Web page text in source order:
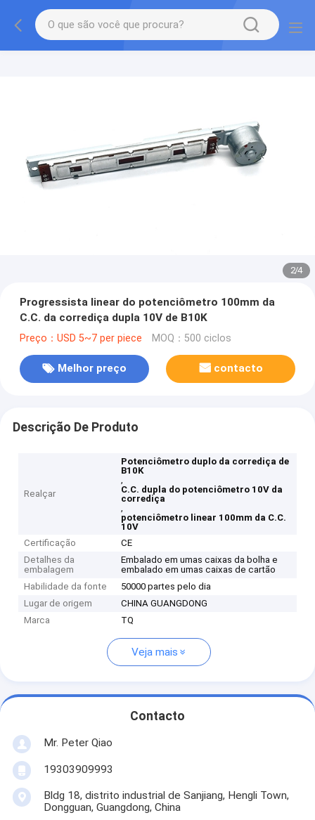
2/4
Progressista linear do potenciômetro 100mm da
C.C. da corrediça dupla 10V de B10K
Preço：USD 5~7 per piece MOQ：500 ciclos
Melhor preço contacto
Descrição De Produto
Realçar
Potenciômetro duplo da corrediça de
B10K
,
C.C. dupla do potenciômetro 10V da
corrediça
,
potenciômetro linear 100mm da C.C.
10V
Certificação
CE
Detalhes da
embalagem
Embalado em umas caixas da bolha e
embalado em umas caixas de cartão
Habilidade da fonte
50000 partes pelo dia
Lugar de origem
CHINA GUANGDONG
Marca
TQ
Veja mais
Contacto
Mr. Peter Qiao
19303909993
Bldg 18, distrito industrial de Sanjiang, Hengli Town,
Dongguan, Guangdong, China